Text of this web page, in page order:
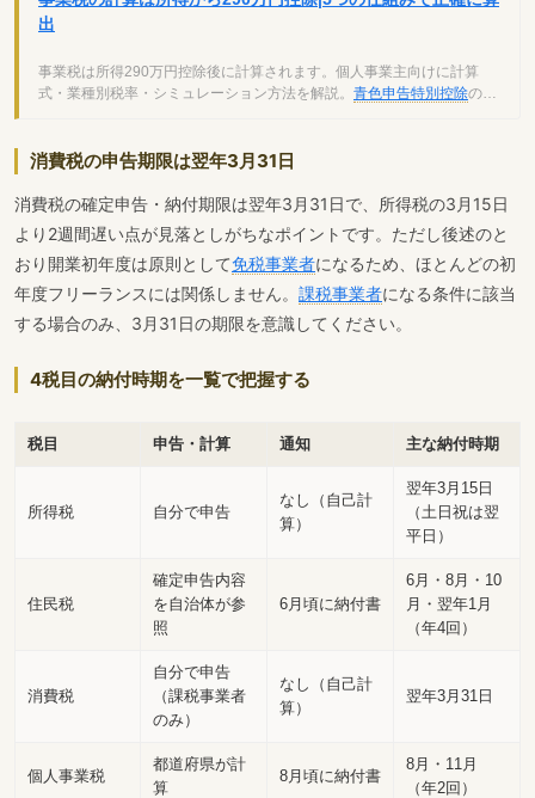
出
事業税は所得290万円控除後に計算されます。個人事業主向けに計算
式・業種別税率・シミュレーション方法を解説。 青色申告特別控除の足
消費税の申告期限は翌年3月31日
消費税の確定申告・納付期限は翌年3月31日で、所得税の3月15日
より2週間遅い点が見落としがちなポイントです。ただし後述のと
おり開業初年度は原則として免税事業者になるため、ほとんどの初
年度フリーランスには関係しません。 課税事業者になる条件に該当
する場合のみ、3月31日の期限を意識してください。
4税目の納付時期を一覧で把握する
税目 申告・計算 通知 主な納付時期
所得税 自分で申告
なし（自己計
算）
翌年3月15日
（土日祝は翌
平日）
住民税
確定申告内容
を自治体が参
照
6月頃に納付書
6月・8月・10
月・翌年1月
（年4回）
消費税
自分で申告
（課税事業者
のみ）
なし（自己計
算）
翌年3月31日
個人事業税
都道府県が計
算
8月頃に納付書
8月・11月
（年2回）